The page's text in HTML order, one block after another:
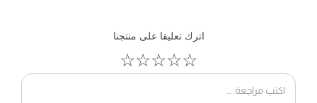
اترك تعليقا على منتجنا
☆
☆
☆
☆
☆